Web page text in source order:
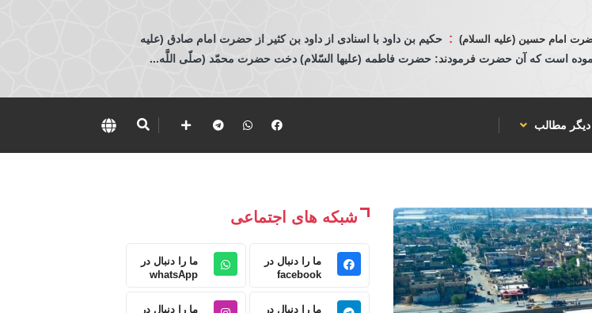
امام حسین (علیه السلام) : حكيم بن داود با اسنادی از داود بن كثير از حضرت امام صادق (عليه
نموده است كه آن حضرت فرمودند: حضرت فاطمه (عليها السّلام) دخت حضرت محمّد (صلّى اللَّه...
دیگر مطالب
شبکه های اجتماعی
ما را دنبال در
facebook
ما را دنبال در
whatsApp
ما را دنبال در
ما را دنبال در